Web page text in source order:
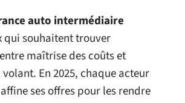
auto intermédiaire
qui souhaitent trouver
maîtrise des coûts et
En 2025, chaque acteur
ses offres pour les rendre